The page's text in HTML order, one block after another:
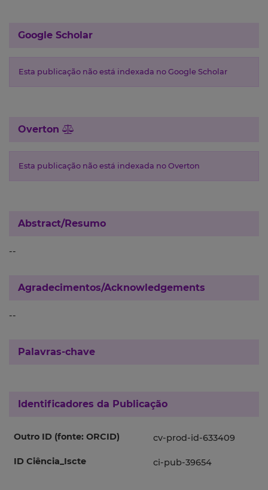
Google Scholar
Esta publicação não está indexada no Google Scholar
Overton
Esta publicação não está indexada no Overton
Abstract/Resumo
--
Agradecimentos/Acknowledgements
--
Palavras-chave
Identificadores da Publicação
Outro ID (fonte: ORCID) cv-prod-id-633409
ID Ciência_Iscte ci-pub-39654